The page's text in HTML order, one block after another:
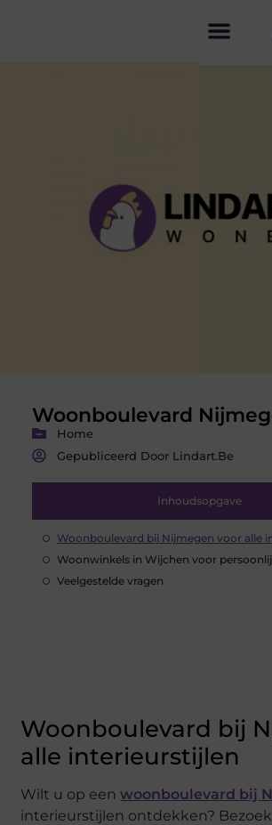
Woonboulevard
Home
Gepubliceerd Door Lindart.be
Inhoudsopgave
Woonboulevard bij Nijmegen voor alle
Woonwinkels in Wijchen voor
Veelgestelde vragen
Woonboulevard bij
alle interieurstijlen
Wilt u op eenwoonboulevard bij
interieurstijlen ontdekken?